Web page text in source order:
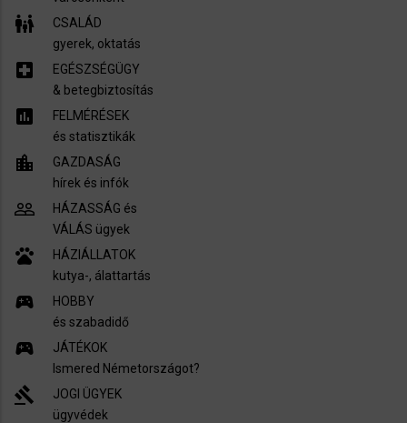
family_restroom
CSALÁD
gyerek, oktatás
local_hospital
EGÉSZSÉGÜGY
​& betegbiztosítás
assessment
FELMÉRÉSEK
és statisztikák
location_city
GAZDASÁG
hírek és infók
people_outline
HÁZASSÁG és
VÁLÁS ügyek
pets
HÁZIÁLLATOK
kutya-, álattartás
sports_esports
HOBBY
és szabadidő
sports_esports
JÁTÉKOK
Ismered Németországot?
gavel
JOGI ÜGYEK
ügyvédek